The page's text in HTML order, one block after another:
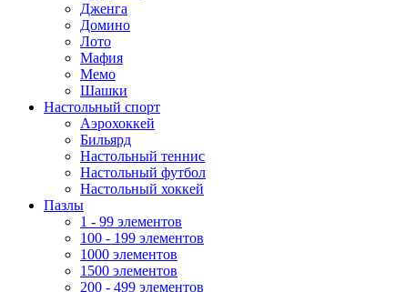
Дженга
Домино
Лото
Мафия
Мемо
Шашки
Настольный спорт
Аэрохоккей
Бильярд
Настольный теннис
Настольный футбол
Настольный хоккей
Пазлы
1 - 99 элементов
100 - 199 элементов
1000 элементов
1500 элементов
200 - 499 элементов